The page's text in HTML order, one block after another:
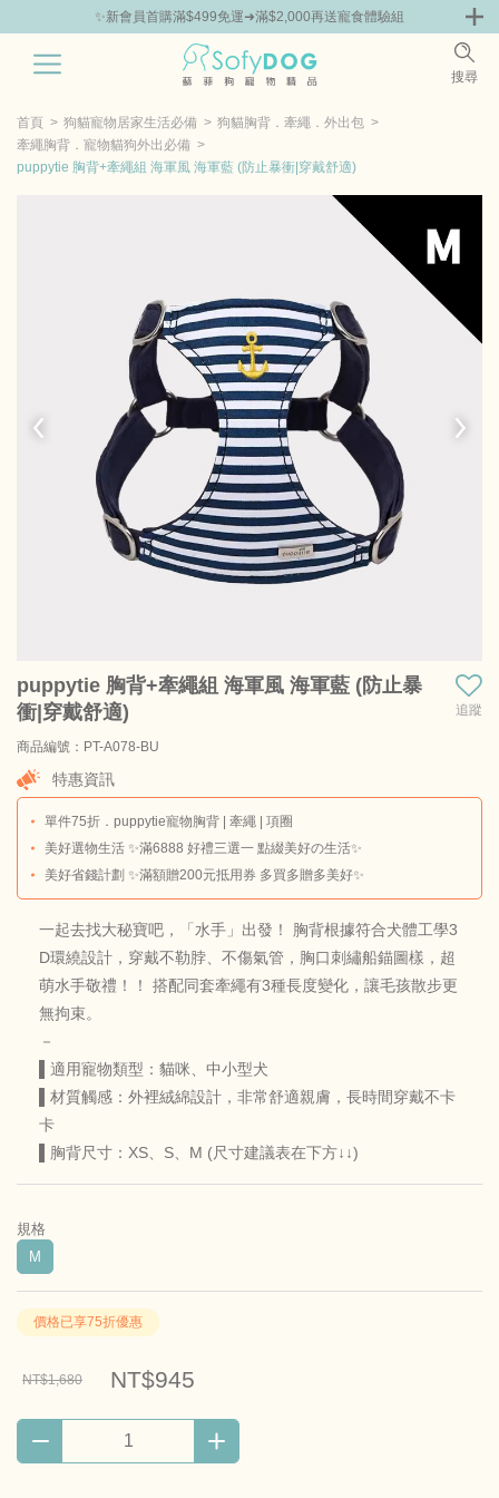
✨新會員首購滿$499免運➜滿$2,000再送寵食體驗組
搜尋
零食專區 飼料 | 凍乾優惠組 主食罐 | 餐包優惠
首頁 狗貓寵物居家生活必備
狗貓胸背．牽繩．外出包
牽繩胸背．寵物貓狗外出必備
puppytie 胸背+牽繩組 海軍風 海軍藍 (防止暴衝|穿戴舒適)
puppytie 胸背+牽繩組 海軍風 海軍藍 (防止暴
衝|穿戴舒適)
追蹤
商品編號：PT-A078-BU
特惠資訊
單件75折．puppytie寵物胸背 | 牽繩 | 項圈
美好選物生活 ✨滿6888 好禮三選一 點綴美好の生活✨
美好省錢計劃 ✨滿額贈200元抵用券 多買多贈多美好✨
一起去找大秘寶吧，「水手」出發！ 胸背根據符合犬體工學3
D環繞設計，穿戴不勒脖、不傷氣管，胸口刺繡船錨圖樣，超
萌水手敬禮！！ 搭配同套牽繩有3種長度變化，讓毛孩散步更
無拘束。
－
▌適用寵物類型：貓咪、中小型犬
▌材質觸感：外裡絨綿設計，非常舒適親膚，長時間穿戴不卡
卡
▌胸背尺寸：XS、S、M (尺寸建議表在下方↓↓)
規格
M
價格已享75折優惠
NT$1,680 NT$945